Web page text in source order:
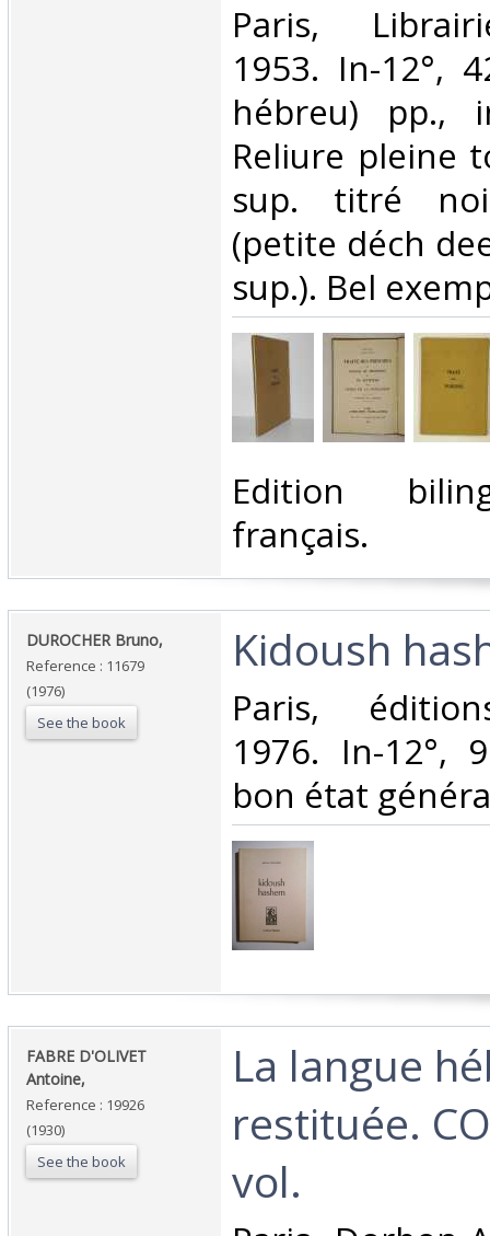
‎Paris,
1953. In-12°,
hébreu) pp.,
Reliure pleine
sup. titré
(petite déch
sup.). Bel
‎Edition
français. ‎
‎DUROCHER Bruno,‎
Reference : 11679
(1976)
See the book
‎Kidoush
‎Paris,
1976. In-12°,
bon état
‎FABRE D'OLIVET
Antoine,‎
Reference : 19926
(1930)
See the book
‎La langue
restituée.
vol.‎